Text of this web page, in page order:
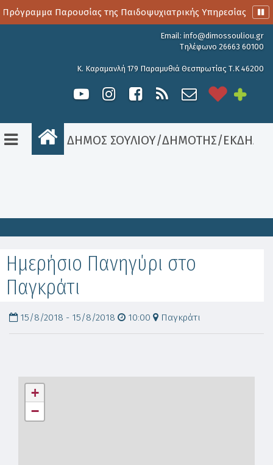
Παρουσίας της Παιδοψυχιατρικής Υπηρεσίας
Email: info@dimossouliou.gr
Τηλέφωνο 26663 60100
Κ. Καραμανλή 179 Παραμυθιά Θεσπρωτίας Τ.Κ 46200
ΔΗΜΟΣ ΣΟΥΛΙΟΥ/ΔΗΜΟΤΗΣ/
Ημερήσιο Πανηγύρι στο
Παγκράτι
15/8/2018 - 15/8/2018 10:00 Παγκράτι
+
−